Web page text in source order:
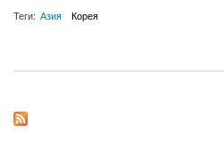
Теги: Азия Корея